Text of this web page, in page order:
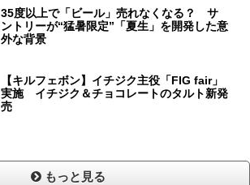
35度以上で「ビール」売れなくなる？ サ
ントリーが“猛暑限定”「夏生」を開発した意
外な背景
【キルフェボン】イチジク主役「FIG fair」
実施 イチジク＆チョコレートのタルト新発
売
もっと見る